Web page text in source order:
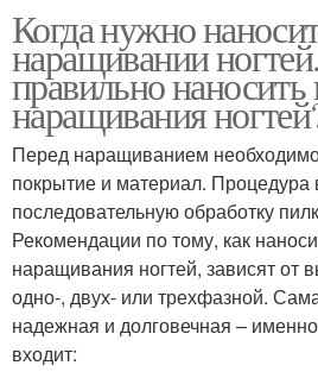
Когда нужно
наращивании
правильно наносить
наращивания
Перед наращиванием
покрытие и материал. Процедура
последовательную обработку
Рекомендации по тому, как
наращивания ногтей, зависят от
одно-, двух- или трехфазной.
надежная и долговечная –
входит: